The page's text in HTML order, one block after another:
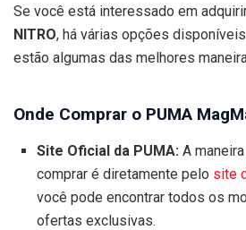
Se você está interessado em
NITRO, há várias opções
estão algumas das melhores
Onde Comprar o PUMA
Site Oficial da PUMA: A
comprar é diretamente pelo site
você pode encontrar todos os
ofertas exclusivas.